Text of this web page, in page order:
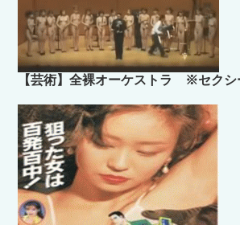
【芸術】全裸オーケストラ ※セクシ